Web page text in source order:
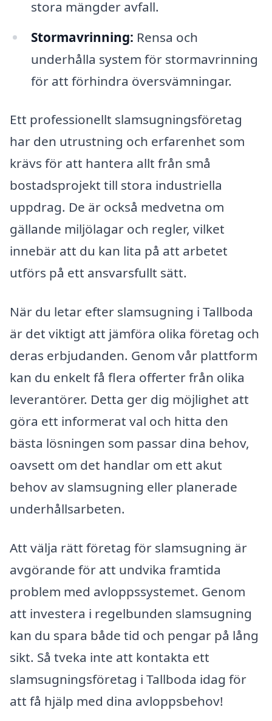
stora mängder avfall.
Stormavrinning: Rensa och
underhålla system för stormavrinning
för att förhindra översvämningar.
Ett professionellt slamsugningsföretag
har den utrustning och erfarenhet som
krävs för att hantera allt från små
bostadsprojekt till stora industriella
uppdrag. De är också medvetna om
gällande miljölagar och regler, vilket
innebär att du kan lita på att arbetet
utförs på ett ansvarsfullt sätt.
När du letar efter slamsugning i Tallboda
är det viktigt att jämföra olika företag och
deras erbjudanden. Genom vår plattform
kan du enkelt få flera offerter från olika
leverantörer. Detta ger dig möjlighet att
göra ett informerat val och hitta den
bästa lösningen som passar dina behov,
oavsett om det handlar om ett akut
behov av slamsugning eller planerade
underhållsarbeten.
Att välja rätt företag för slamsugning är
avgörande för att undvika framtida
problem med avloppssystemet. Genom
att investera i regelbunden slamsugning
kan du spara både tid och pengar på lång
sikt. Så tveka inte att kontakta ett
slamsugningsföretag i Tallboda idag för
att få hjälp med dina avloppsbehov!